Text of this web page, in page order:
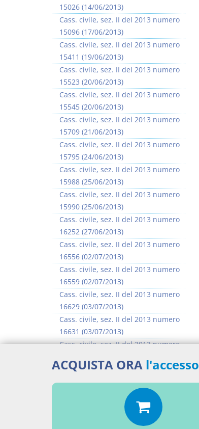
15026 (14/06/2013)
Cass. civile, sez. II del 2013 numero
15096 (17/06/2013)
Cass. civile, sez. II del 2013 numero
15411 (19/06/2013)
Cass. civile, sez. II del 2013 numero
15523 (20/06/2013)
Cass. civile, sez. II del 2013 numero
15545 (20/06/2013)
Cass. civile, sez. II del 2013 numero
15709 (21/06/2013)
Cass. civile, sez. II del 2013 numero
15795 (24/06/2013)
Cass. civile, sez. II del 2013 numero
15988 (25/06/2013)
Cass. civile, sez. II del 2013 numero
15990 (25/06/2013)
Cass. civile, sez. II del 2013 numero
16252 (27/06/2013)
Cass. civile, sez. II del 2013 numero
16556 (02/07/2013)
Cass. civile, sez. II del 2013 numero
16559 (02/07/2013)
Cass. civile, sez. II del 2013 numero
16629 (03/07/2013)
Cass. civile, sez. II del 2013 numero
16631 (03/07/2013)
Cass. civile, sez. II del 2013 numero
Cass. civile, sez. II del 2013 numero
16637 (03/07/2013)
>> Vai all'argomento completo
ACQUISTA ORA l'accesso